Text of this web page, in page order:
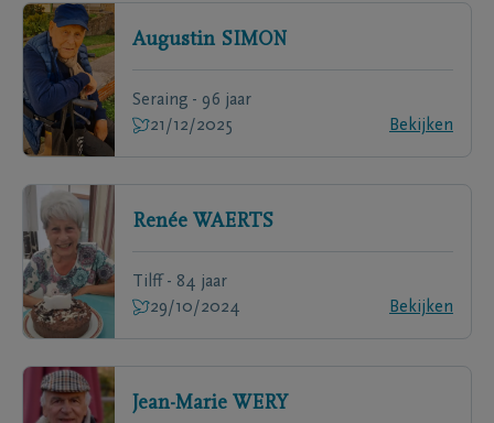
Augustin SIMON
Seraing - 96 jaar
21/12/2025
Bekijken
Renée WAERTS
Tilff - 84 jaar
29/10/2024
Bekijken
Jean-Marie WERY